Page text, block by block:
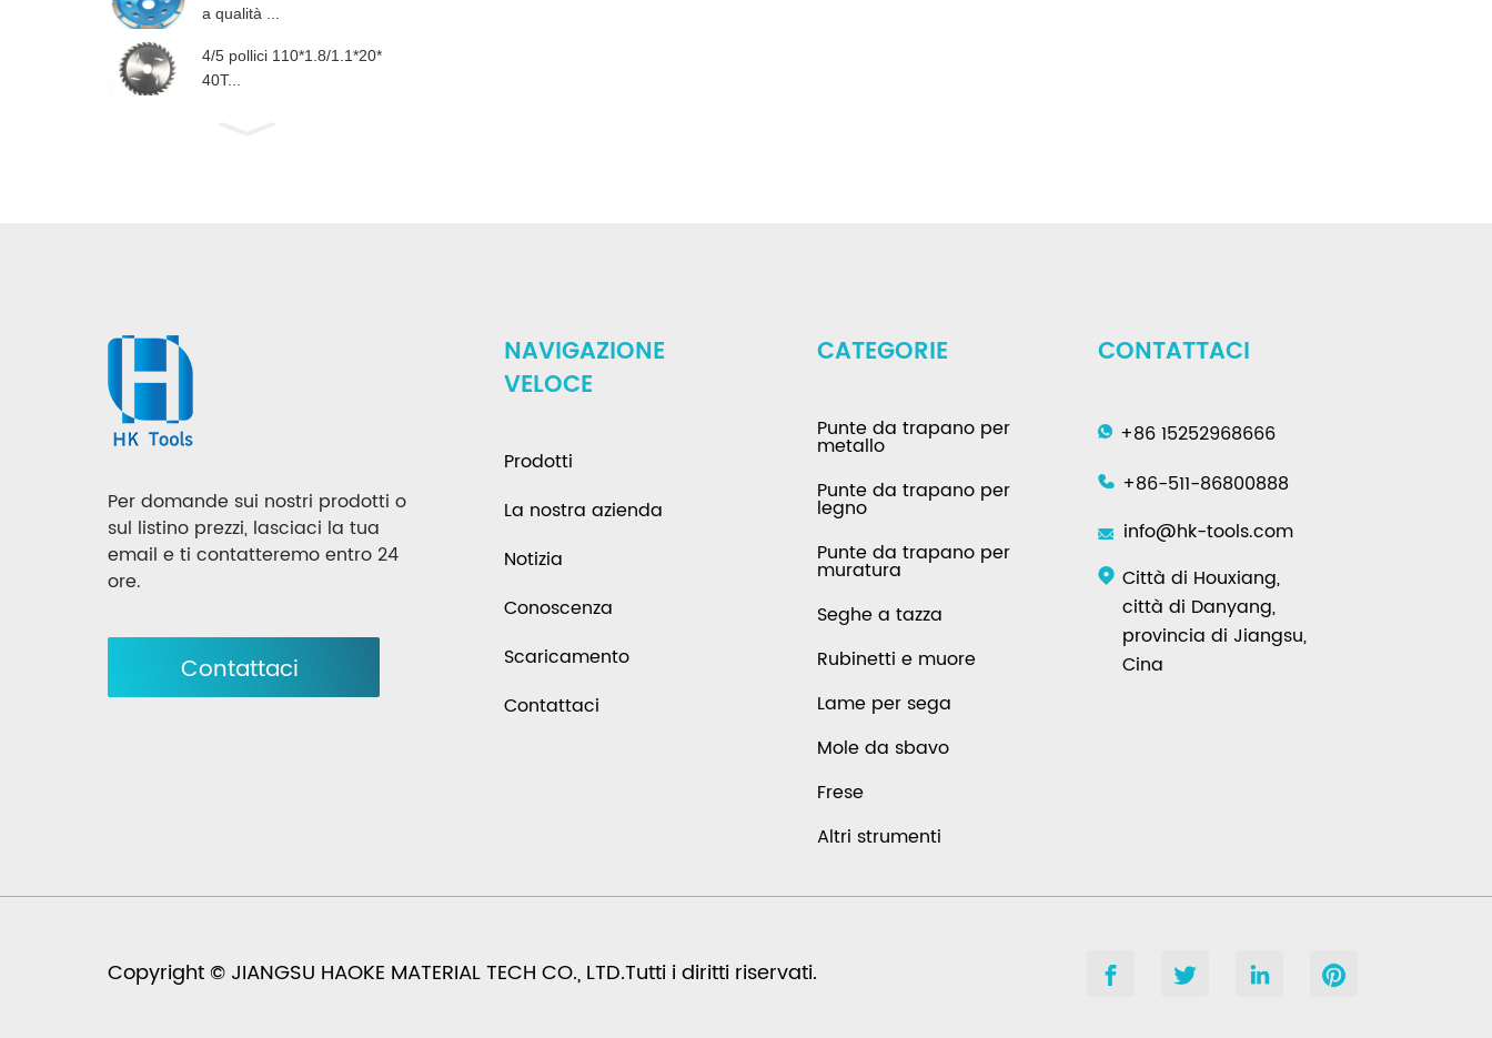
a qualità ...
4/5 pollici 110*1.8/1.1*20*
40T...
Per domande sui nostri prodotti o
sul listino prezzi, lasciaci la tua
email e ti contatteremo entro 24
ore.
Contattaci
NAVIGAZIONE
VELOCE
Prodotti
La nostra azienda
Notizia
Conoscenza
Scaricamento
Contattaci
CATEGORIE
Punte da trapano per
metallo
Punte da trapano per
legno
Punte da trapano per
muratura
Seghe a tazza
Rubinetti e muore
Lame per sega
Mole da sbavo
Frese
Altri strumenti
CONTATTACI
+86 15252968666
+86-511-86800888
info@hk-tools.com
Città di Houxiang,
città di Danyang,
provincia di Jiangsu,
Cina
Copyright © JIANGSU HAOKE MATERIAL TECH CO., LTD.Tutti i diritti riservati.